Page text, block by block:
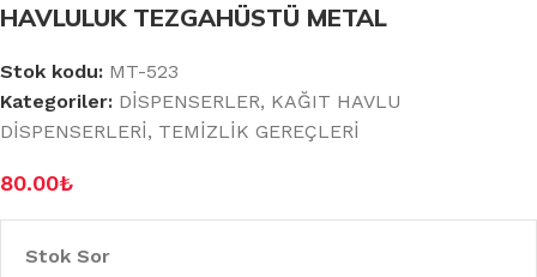
HAVLULUK TEZGAHÜSTÜ METAL
Stok kodu: MT-523
Kategoriler: DİSPENSERLER, KAĞIT HAVLU
DİSPENSERLERİ, TEMİZLİK GEREÇLERİ
80.00₺
Stok Sor